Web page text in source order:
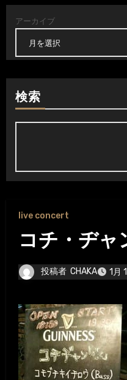
アーカイブ
検索
live concert
コチ・ヂャ
投稿者 CHAKA 1月